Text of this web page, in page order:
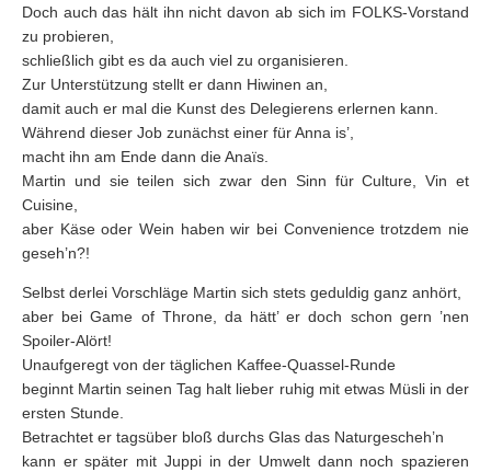
Doch auch das hält ihn nicht davon ab sich im FOLKS-Vorstand
zu probieren,
schließlich gibt es da auch viel zu organisieren.
Zur Unterstützung stellt er dann Hiwinen an,
damit auch er mal die Kunst des Delegierens erlernen kann.
Während dieser Job zunächst einer für Anna is’,
macht ihn am Ende dann die Anaïs.
Martin und sie teilen sich zwar den Sinn für Culture, Vin et
Cuisine,
aber Käse oder Wein haben wir bei Convenience trotzdem nie
geseh’n?!
Selbst derlei Vorschläge Martin sich stets geduldig ganz anhört,
aber bei Game of Throne, da hätt’ er doch schon gern ’nen
Spoiler-Alört!
Unaufgeregt von der täglichen Kaffee-Quassel-Runde
beginnt Martin seinen Tag halt lieber ruhig mit etwas Müsli in der
ersten Stunde.
Betrachtet er tagsüber bloß durchs Glas das Naturgescheh’n
kann er später mit Juppi in der Umwelt dann noch spazieren